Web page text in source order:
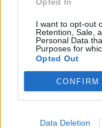
I want to opt-out
Retention, Sale,
Personal Data
Purposes for
Opted Out
CONFIRM
Data Deletion
圣的疯狂，真正的
个疏忽之间碾压任何
6. 埃琳娜·斯维托利
岁月流逝，新的对
她始终如一。也许
她的网球并不是最